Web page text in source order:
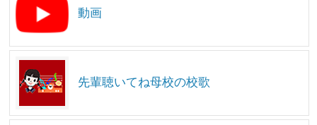
動画
先輩聴いてね母校の校歌